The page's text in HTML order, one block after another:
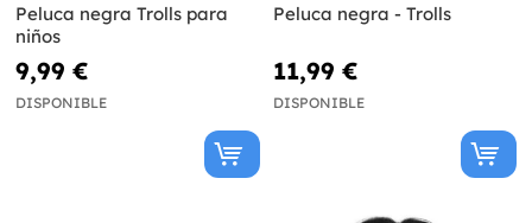
Peluca negra Trolls para
niños
9,99 €
DISPONIBLE
Peluca negra - Trolls
11,99 €
DISPONIBLE